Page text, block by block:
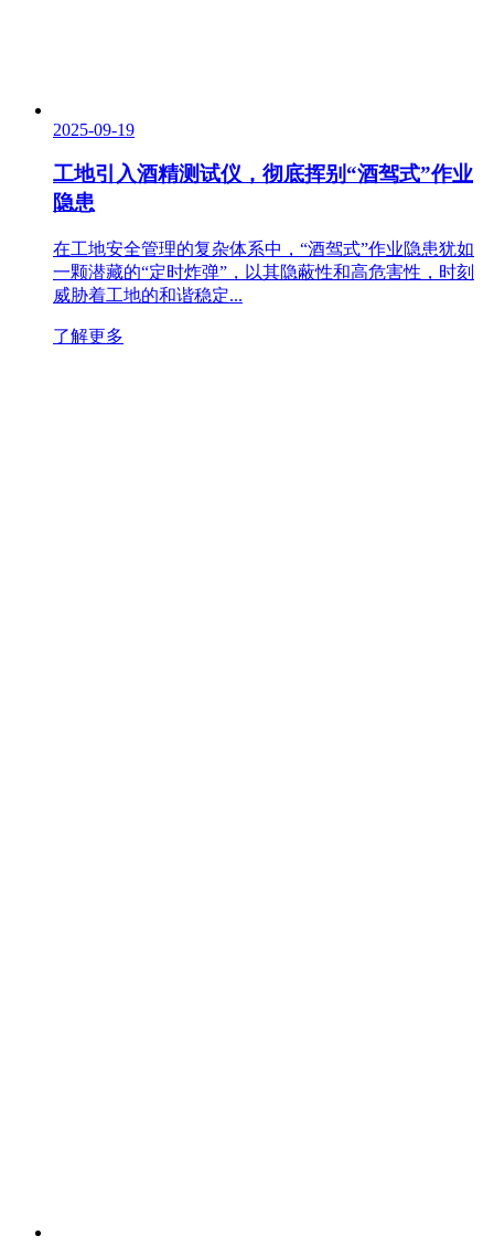
2025-09-19
工地引入酒精测试仪，彻底挥别“酒驾式”作业
隐患
在工地安全管理的复杂体系中，“酒驾式”作业隐患犹如
一颗潜藏的“定时炸弹”，以其隐蔽性和高危害性，时刻
威胁着工地的和谐稳定...
了解更多